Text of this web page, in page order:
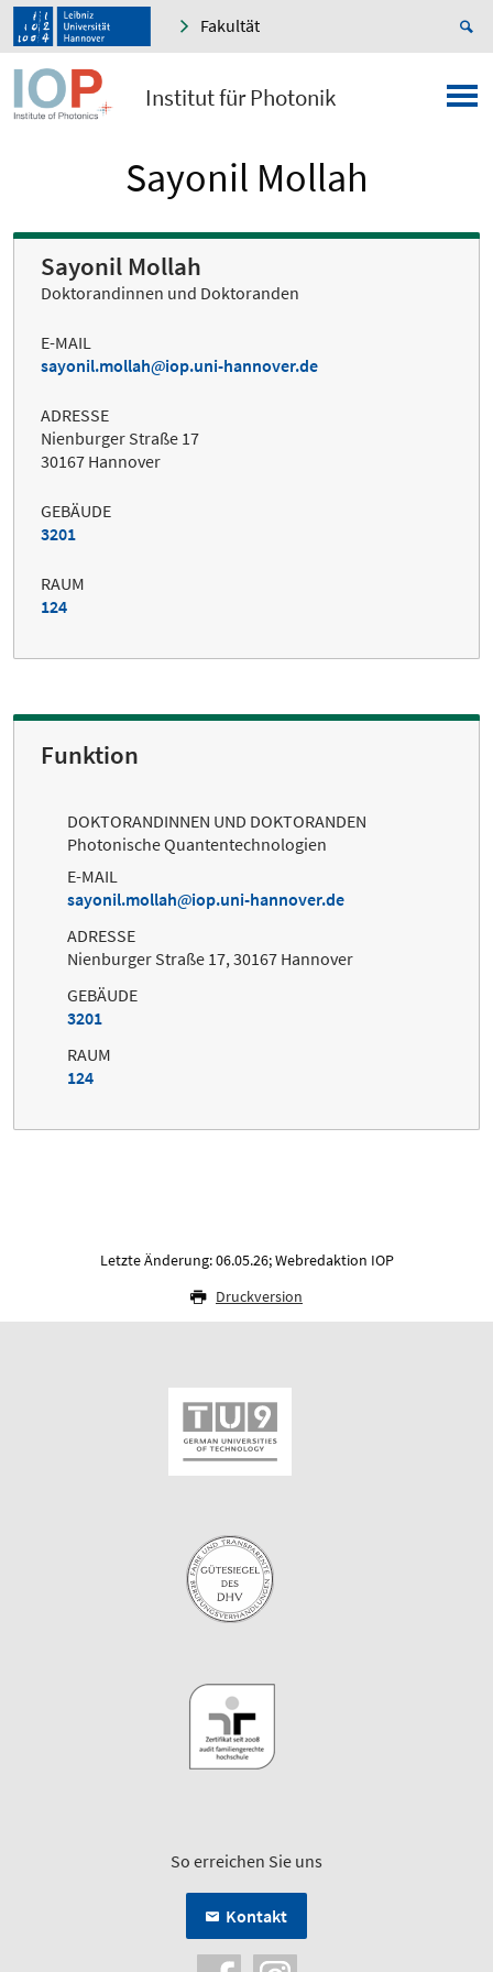
Fakultät
Institut für Photonik
Sayonil Mollah
Sayonil Mollah
Doktorandinnen und Doktoranden
E-MAIL
sayonil.mollah
iop.uni-hannover.de
ADRESSE
Nienburger Straße 17
30167 Hannover
GEBÄUDE
3201
RAUM
124
Funktion
DOKTORANDINNEN UND DOKTORANDEN
Photonische Quantentechnologien
E-MAIL
sayonil.mollah
iop.uni-hannover.de
ADRESSE
Nienburger Straße 17, 30167 Hannover
GEBÄUDE
3201
RAUM
124
Letzte Änderung: 06.05.26; Webredaktion IOP
Druckversion
So erreichen Sie uns
Kontakt